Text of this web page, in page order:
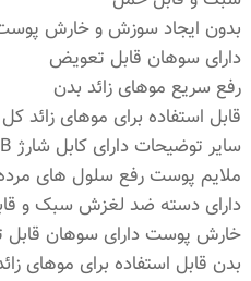
بدون ایجاد سوزش و خارش
دارای سوهان قابل تعویض
رفع سریع موهای زائد بدن
قابل استفاده برای موهای زائد
ملایم پوست رفع سلول های
دارای دسته ضد لغزش سبک و
خارش پوست دارای سوهان قابل
بدن قابل استفاده برای موهای